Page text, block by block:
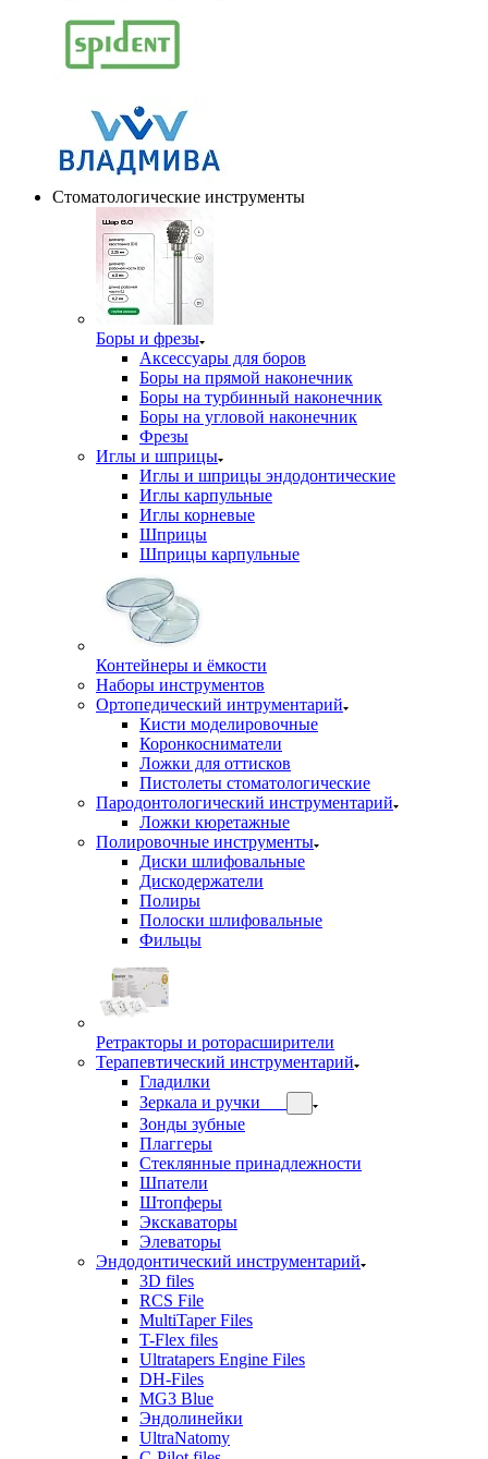
Стоматологические инструменты
Боры и фрезы
Аксессуары для боров
Боры на прямой наконечник
Боры на турбинный наконечник
Боры на угловой наконечник
Фрезы
Иглы и шприцы
Иглы и шприцы эндодонтические
Иглы карпульные
Иглы корневые
Шприцы
Шприцы карпульные
Контейнеры и ёмкости
Наборы инструментов
Ортопедический интрументарий
Кисти моделировочные
Коронкосниматели
Ложки для оттисков
Пистолеты стоматологические
Пародонтологический инструментарий
Ложки кюретажные
Полировочные инструменты
Диски шлифовальные
Дискодержатели
Полиры
Полоски шлифовальные
Фильцы
Ретракторы и роторасширители
Терапевтический инструментарий
Гладилки
Зеркала и ручки
Зонды зубные
Плаггеры
Стеклянные принадлежности
Шпатели
Штопферы
Экскаваторы
Элеваторы
Эндодонтический инструментарий
3D files
RCS File
MultiTaper Files
T-Flex files
Ultratapers Engine Files
DH-Files
MG3 Blue
Эндолинейки
UltraNatomy